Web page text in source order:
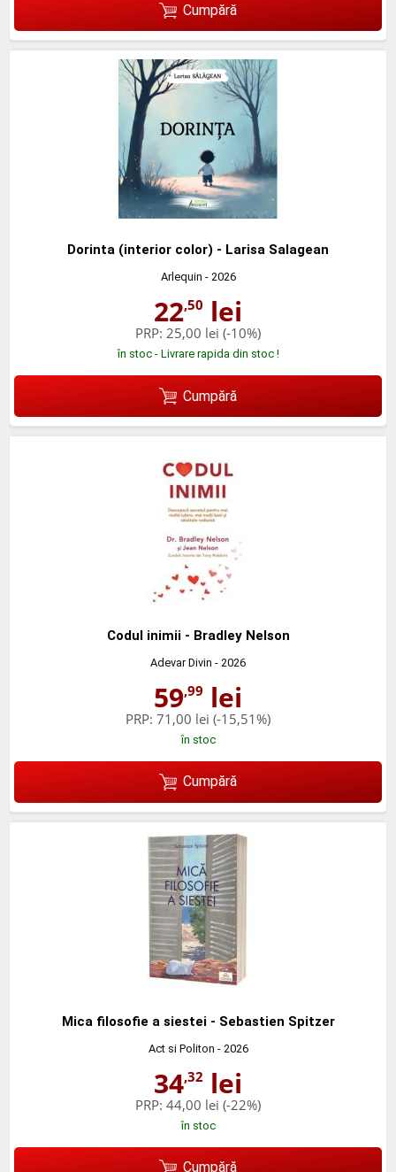
Cumpără
Dorinta (interior color) - Larisa Salagean
Arlequin - 2026
22,50 lei
PRP: 25,00 lei (-10%)
în stoc - Livrare rapida din stoc !
Cumpără
Codul inimii - Bradley Nelson
Adevar Divin - 2026
59,99 lei
PRP: 71,00 lei (-15,51%)
în stoc
Cumpără
Mica filosofie a siestei - Sebastien Spitzer
Act si Politon - 2026
34,32 lei
PRP: 44,00 lei (-22%)
în stoc
Cumpără